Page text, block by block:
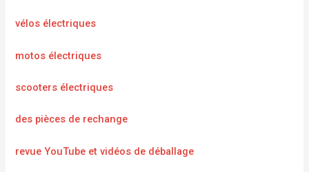
vélos électriques
motos électriques
scooters électriques
des pièces de rechange
revue YouTube et vidéos de déballage